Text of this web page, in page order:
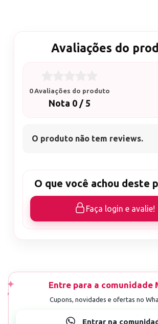
Avaliações do
0 Avaliações do produto
Nota 0 / 5
O produto não tem reviews.
O que você achou deste
Faça login e avalie!